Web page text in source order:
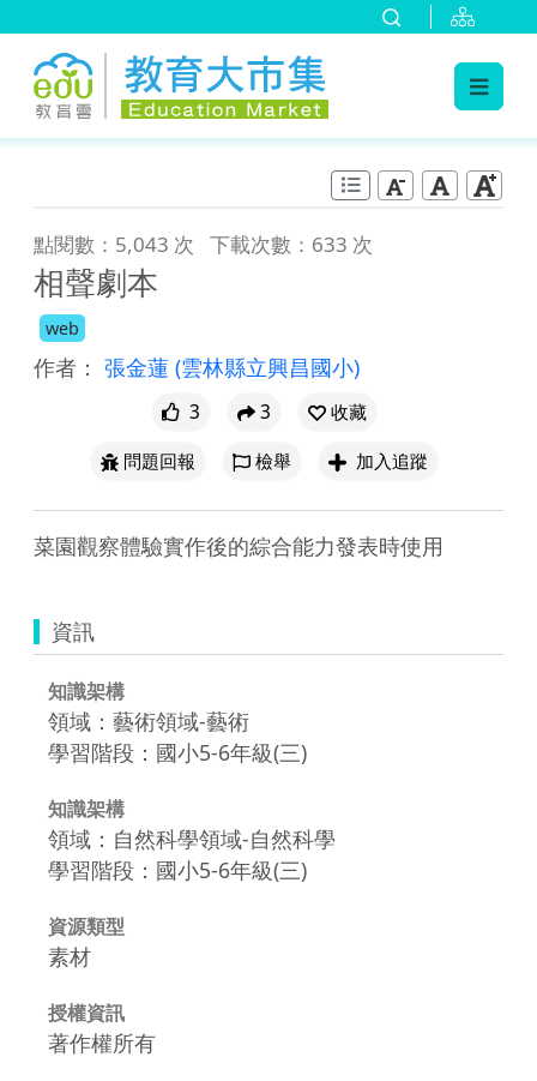
點閱數：5,043 次 下載次數：633 次
相聲劇本
web
作者： 張金蓮 (雲林縣立興昌國小)
3 3
收藏
問題回報
檢舉 加入追蹤
菜園觀察體驗實作後的綜合能力發表時使用
資訊
知識架構
領域：藝術領域-藝術
學習階段：國小5-6年級(三)
知識架構
領域：自然科學領域-自然科學
學習階段：國小5-6年級(三)
資源類型
素材
授權資訊
著作權所有